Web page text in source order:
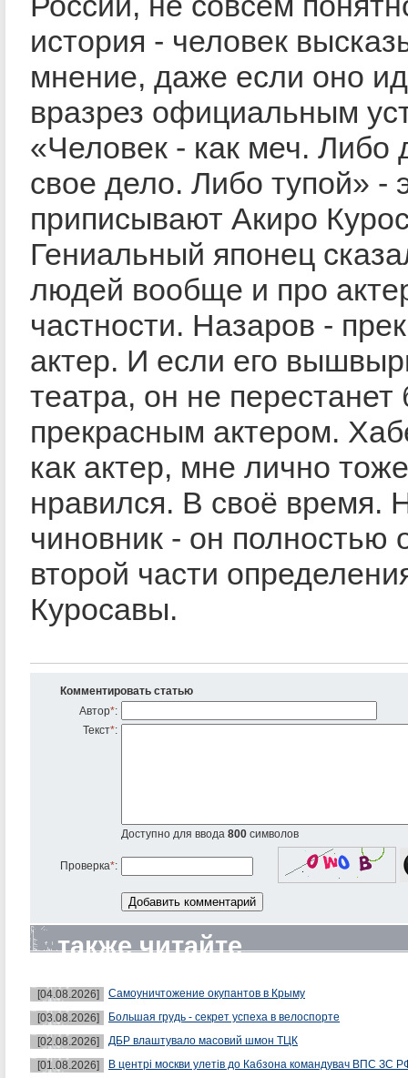
история - человек
мнение, даже если оно
вразрез официальным
«Человек - как меч. Либо
свое дело. Либо тупой» -
приписывают Акиро
Гениальный японец
людей вообще и про
частности. Назаров -
актер. И если его
театра, он не перестанет
прекрасным актером.
как актер, мне лично тоже
нравился. В своё время.
чиновник - он полностью
второй части
Куросавы.
Комментировать статью
Автор*:
Текст*:
Доступно для ввода 800 символов
Проверка*:
также читайте
[04.08.2026]
Самоуничтожение окупантов в Крыму
[03.08.2026]
Большая грудь - секрет успеха в велоспорте
[02.08.2026]
ДБР влаштувало масовий шмон ТЦК
[01.08.2026]
В центрі москви улетів до Кабзона командувач ВПС ЗС